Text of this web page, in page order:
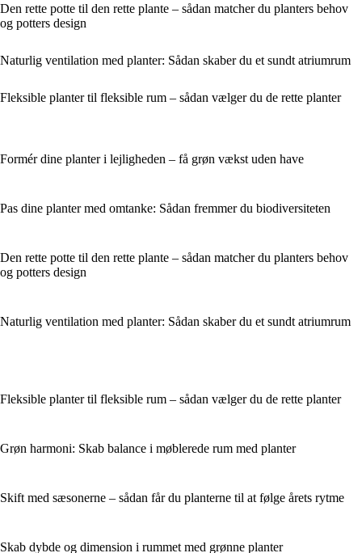
Den rette potte til den rette plante – sådan matcher du planters behov
og potters design
Naturlig ventilation med planter: Sådan skaber du et sundt atriumrum
Fleksible planter til fleksible rum – sådan vælger du de rette planter
Formér dine planter i lejligheden – få grøn vækst uden have
Pas dine planter med omtanke: Sådan fremmer du biodiversiteten
Den rette potte til den rette plante – sådan matcher du planters behov
og potters design
Naturlig ventilation med planter: Sådan skaber du et sundt atriumrum
Fleksible planter til fleksible rum – sådan vælger du de rette planter
Grøn harmoni: Skab balance i møblerede rum med planter
Skift med sæsonerne – sådan får du planterne til at følge årets rytme
Skab dybde og dimension i rummet med grønne planter